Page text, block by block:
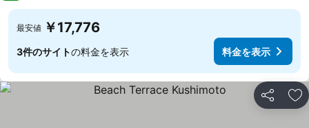
最安値 ￥17,776
3件のサイトの料金を表示 料金を表示
シェア お